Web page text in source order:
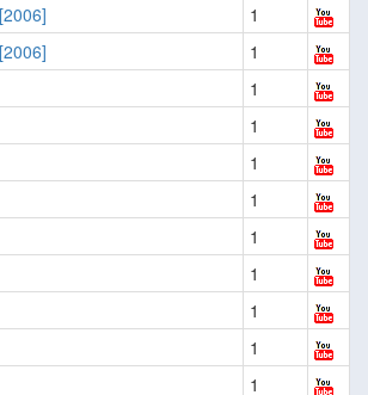
1
1
1
1
1
1
1
1
1
1
1